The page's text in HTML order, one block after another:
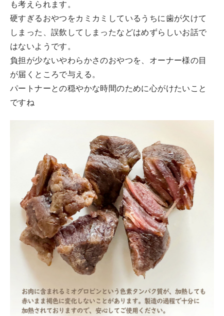
も考えられます。
硬すぎるおやつをカミカミしているうちに歯が欠けて
しまった、誤飲してしまったなどはめずらしいお話で
はないようです。
負担が少ないやわらかさのおやつを、オーナー様の目
が届くところで与える。
パートナーとの穏やかな時間のために心がけたいこと
ですね